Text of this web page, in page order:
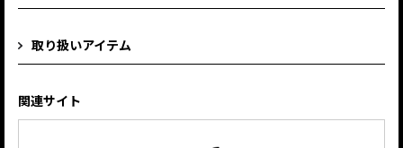
取り扱いアイテム
関連サイト